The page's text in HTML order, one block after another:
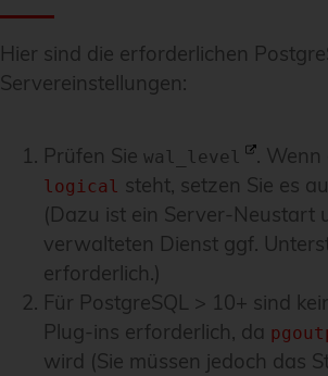
Hier sind die erforderlichen
Servereinstellungen:
Prüfen Sie wal_level .
logical steht, setzen Sie es
(Dazu ist ein Server-Neustart
verwalteten Dienst ggf.
erforderlich.)
Für PostgreSQL > 10+ sind
Plug-ins erforderlich, da
wird (Sie müssen jedoch das